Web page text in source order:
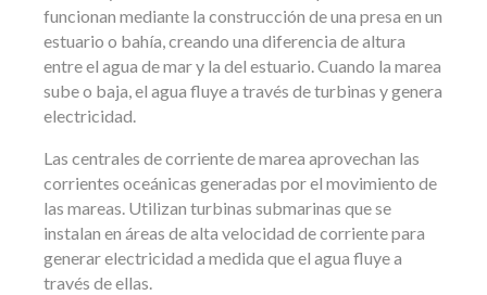
funcionan mediante la construcción de una presa en un
estuario o bahía, creando una diferencia de altura
entre el agua de mar y la del estuario. Cuando la marea
sube o baja, el agua fluye a través de turbinas y genera
electricidad.
Las centrales de corriente de marea aprovechan las
corrientes oceánicas generadas por el movimiento de
las mareas. Utilizan turbinas submarinas que se
instalan en áreas de alta velocidad de corriente para
generar electricidad a medida que el agua fluye a
través de ellas.